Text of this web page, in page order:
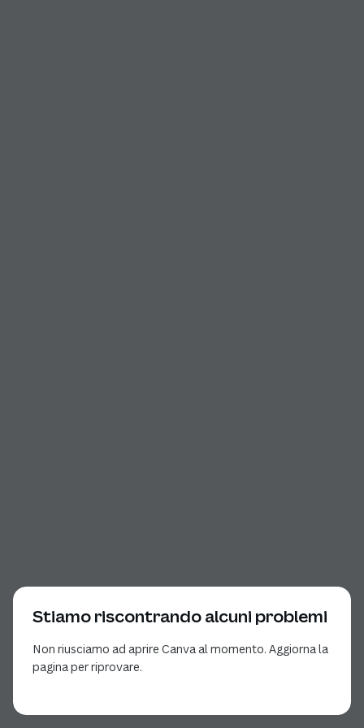
Stiamo riscontrando alcuni problemi
Non riusciamo ad aprire Canva al momento. Aggiorna la
pagina per riprovare.